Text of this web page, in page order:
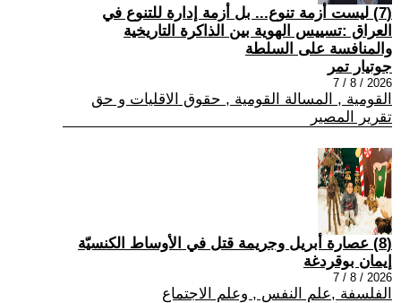
(7) ليست أزمة تنوع... بل أزمة إدارة للتنوع في
العراق :تسييس الهوية بين الذاكرة التاريخية
والمنافسة على السلطة
جوتيار تمر
2026 / 8 / 7
القومية , المسالة القومية , حقوق الاقليات و حق
تقرير المصير
(8) عصارة أبريل وجريمة قتل في الأوساط الكنسيّة
إيمان بوقردغة
2026 / 8 / 7
الفلسفة ,علم النفس , وعلم الاجتماع